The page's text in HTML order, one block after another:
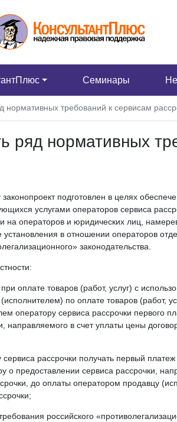
Семинары
нормативных требований к сервисам
ряд нормативных
подготовлен в целях
услугами операторов сервиса
на операторов и юридических лиц,
в отношении операторов
законодательства.
оплате товаров (работ, услуг) с
по оплате товаров (работ,
оператору сервиса рассрочки первого
направляемого в счет уплаты цены
рассрочки получать первый
о предоставлении сервиса рассрочки,
до оплаты оператором продавцу
российского